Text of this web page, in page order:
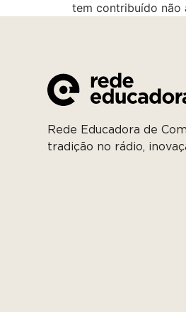
tem contribuído não
Rede Educadora de
tradição no rádio,